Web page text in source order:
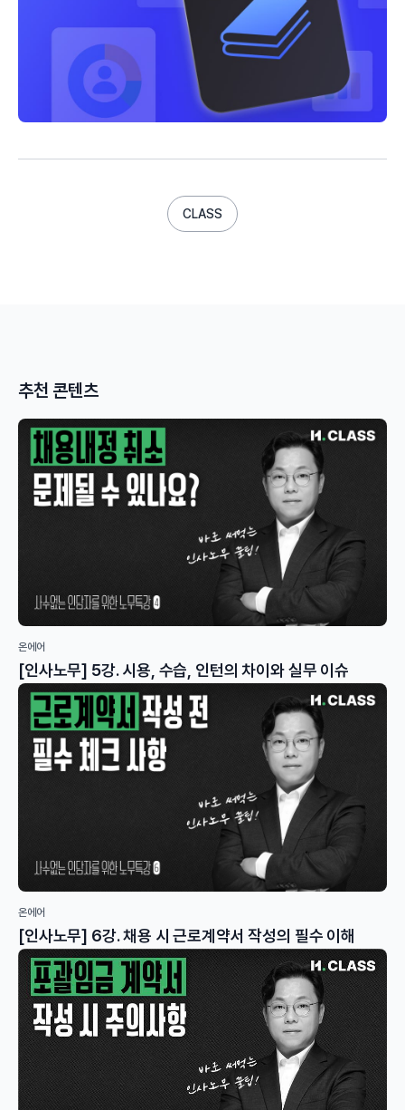
CLASS
추천 콘텐츠
온에어
[인사노무] 5강. 시용, 수습, 인턴의 차이와 실무 이슈
온에어
[인사노무] 6강. 채용 시 근로계약서 작성의 필수 이해